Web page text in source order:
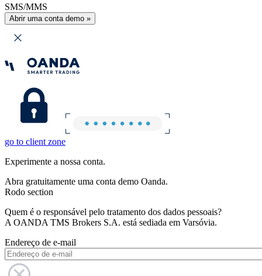
SMS/MMS
Abrir uma conta demo »
go to client zone
Experimente a nossa conta.
Abra gratuitamente uma conta demo Oanda.
Rodo section
Quem é o responsável pelo tratamento dos dados pessoais?
A OANDA TMS Brokers S.A. está sediada em Varsóvia.
Endereço de e-mail